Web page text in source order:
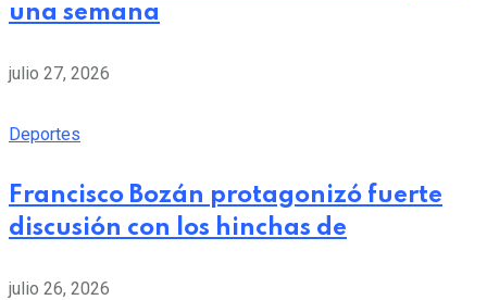
una semana
julio 27, 2026
Deportes
Francisco Bozán protagonizó fuerte
discusión con los hinchas de
julio 26, 2026